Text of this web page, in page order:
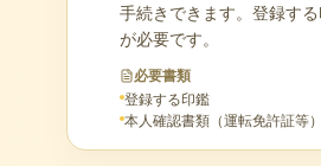
手続きできます。登録す
が必要です。
必要書類
登録する印鑑
本人確認書類（運転免許証等）